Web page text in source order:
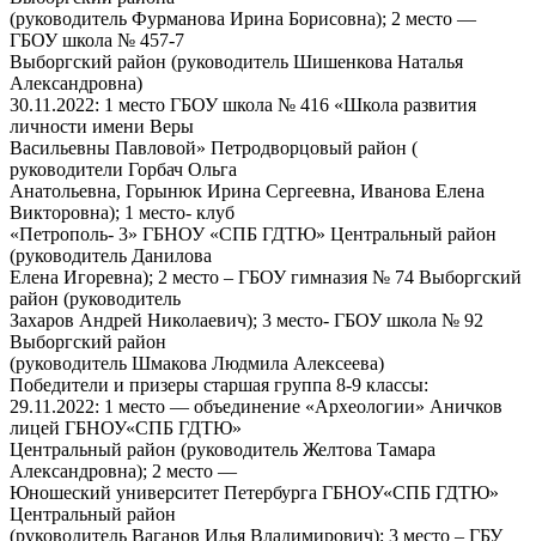
(руководитель Фурманова Ирина Борисовна); 2 место —
ГБОУ школа № 457-7
Выборгский район (руководитель Шишенкова Наталья
Александровна)
30.11.2022: 1 место ГБОУ школа № 416 «Школа развития
личности имени Веры
Васильевны Павловой» Петродворцовый район (
руководители Горбач Ольга
Анатольевна, Горынюк Ирина Сергеевна, Иванова Елена
Викторовна); 1 место- клуб
«Петрополь- 3» ГБНОУ «СПБ ГДТЮ» Центральный район
(руководитель Данилова
Елена Игоревна); 2 место – ГБОУ гимназия № 74 Выборгский
район (руководитель
Захаров Андрей Николаевич); 3 место- ГБОУ школа № 92
Выборгский район
(руководитель Шмакова Людмила Алексеева)
Победители и призеры старшая группа 8-9 классы:
29.11.2022: 1 место — объединение «Археологии» Аничков
лицей ГБНОУ«СПБ ГДТЮ»
Центральный район (руководитель Желтова Тамара
Александровна); 2 место —
Юношеский университет Петербурга ГБНОУ«СПБ ГДТЮ»
Центральный район
(руководитель Ваганов Илья Владимирович); 3 место – ГБУ